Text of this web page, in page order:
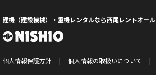
建機（建設機械）・重機レンタルなら西尾レントオール
個人情報保護方針 個人情報の取扱いについて